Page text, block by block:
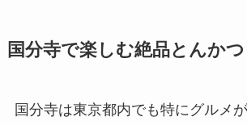
国分寺で楽しむ絶品とんかつ
国分寺は東京都内でも特にグルメ